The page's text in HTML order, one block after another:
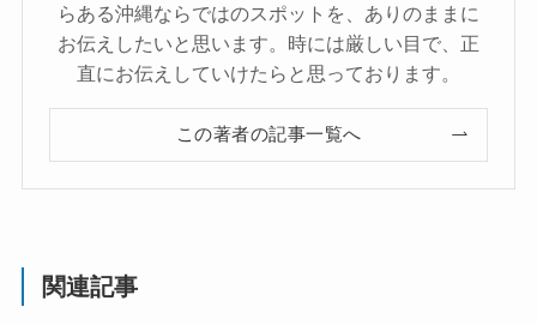
らある沖縄ならではのスポットを、ありのままに
お伝えしたいと思います。時には厳しい目で、正
直にお伝えしていけたらと思っております。
この著者の記事一覧へ
関連記事